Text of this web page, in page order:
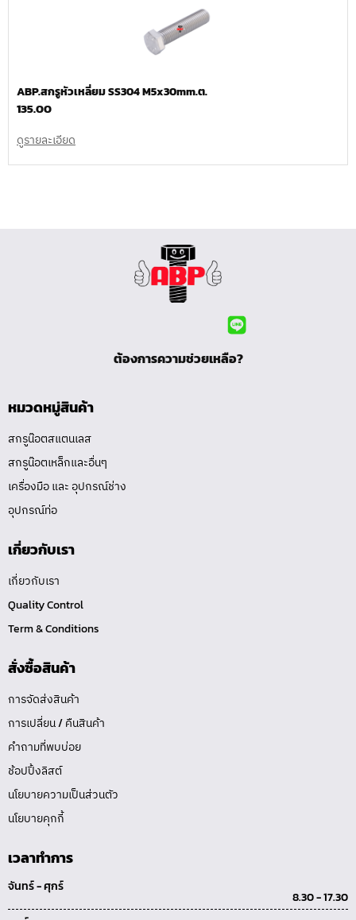
ABP.สกรูหัวเหลี่ยม SS304 M5x30mm.ต.
135.00
ดูรายละเอียด
ต้องการความช่วยเหลือ?
หมวดหมู่สินค้า
สกรูน๊อตสแตนเลส
สกรูน๊อตเหล็กและอื่นๆ
เครื่องมือ และ อุปกรณ์ช่าง
อุปกรณ์ท่อ
เกี่ยวกับเรา
เกี่ยวกับเรา
Quality Control
Term & Conditions
สั่งซื้อสินค้า
การจัดส่งสินค้า
การเปลี่ยน / คืนสินค้า
คำถามที่พบบ่อย
ช้อปปิ้งลิสต์
นโยบายความเป็นส่วนตัว
นโยบายคุกกี้
เวลาทำการ
จันทร์ - ศุกร์
8.30 - 17.30